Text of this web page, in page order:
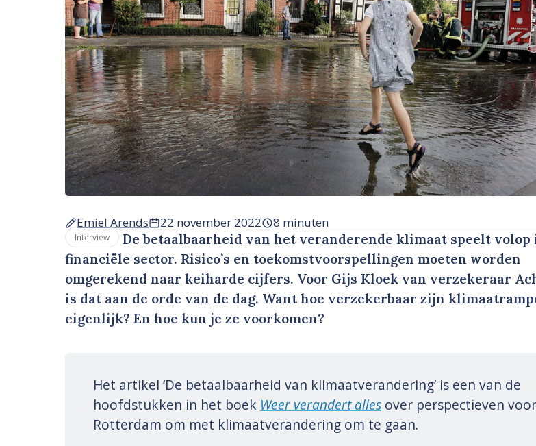
Emiel Arends 22 november 2022 8 minuten
Interview
De betaalbaarheid van het veranderende klimaat speelt volop
financiële sector. Risico’s en toekomstvoorspellingen moeten worden
omgerekend naar keiharde cijfers. Voor Gijs Kloek van verzekeraar
is dat aan de orde van de dag. Want hoe verzekerbaar zijn
eigenlijk? En hoe kun je ze voorkomen?
Het artikel ‘De betaalbaarheid van klimaatverandering’ is een van de
hoofdstukken in het boek Weer verandert allesover perspectieven voor
Rotterdam om met klimaatverandering om te gaan.